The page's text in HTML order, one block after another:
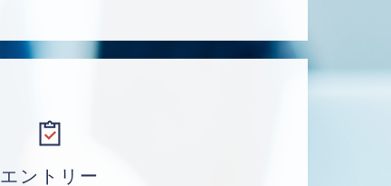
エントリー